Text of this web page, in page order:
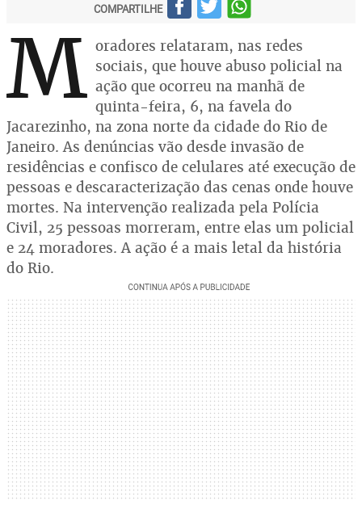
COMPARTILHE
M oradores relataram, nas redes
sociais, que houve abuso policial na
ação que ocorreu na manhã de
quinta-feira, 6, na favela do
Jacarezinho, na zona norte da cidade do Rio de
Janeiro. As denúncias vão desde invasão de
residências e confisco de celulares até execução de
pessoas e descaracterização das cenas onde houve
mortes. Na intervenção realizada pela Polícia
Civil, 25 pessoas morreram, entre elas um policial
e 24 moradores. A ação é a mais letal da história
do Rio.